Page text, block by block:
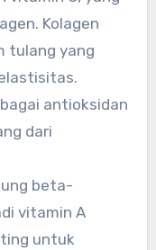
Kolagen
tulang yang
antioksidan
dari
beta-
vitamin A
untuk